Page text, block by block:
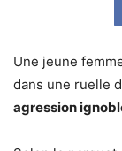
Une jeune
dans une ruelle
agression